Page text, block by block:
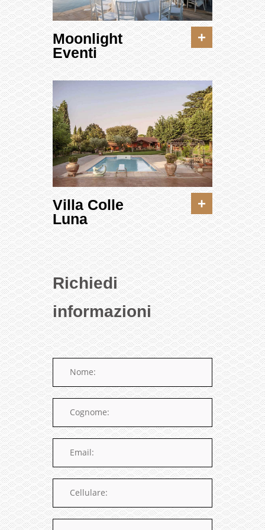
Moonlight
Eventi
+
Villa Colle
Luna
+
Richiedi
informazioni